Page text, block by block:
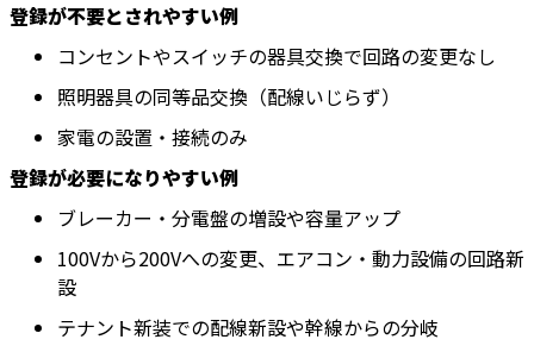
登録が不要とされやすい例
コンセントやスイッチの器具交換で回路の変更なし
照明器具の同等品交換（配線いじらず）
家電の設置・接続のみ
登録が必要になりやすい例
ブレーカー・分電盤の増設や容量アップ
100Vから200Vへの変更、エアコン・動力設備の回路新
設
テナント新装での配線新設や幹線からの分岐